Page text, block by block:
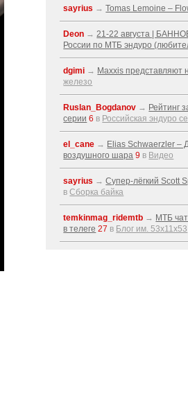
sayrius →Tomas Lemoine –
Deon →21-22 августа |
России по МТБ эндуро
dgimi → Maxxis представляют
железо
Ruslan_Bogdanov → Рейтинг
серии 6 в Российская эндуро
el_cane → Elias Schwaerzler –
воздушного шара 9 в Видео
sayrius →Супер-лёгкий Scott
вСборка байка
temkinmag_ridemtb → МТБ
в телеге 27 в Блог им. 53x11x53